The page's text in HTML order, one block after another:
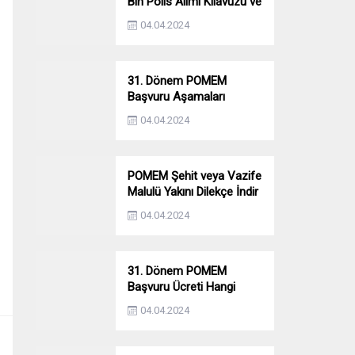
Başvuru Ekranı
04.04.2024
31. Dönem POMEM
Başvuru Aşamaları
Nelerdir? Ön Sağlık –
Parkur – Mülakat
04.04.2024
POMEM Şehit veya Vazife
Malulü Yakını Dilekçe İndir
04.04.2024
31. Dönem POMEM
Başvuru Ücreti Hangi
Bankaya Yatırılacak?
04.04.2024